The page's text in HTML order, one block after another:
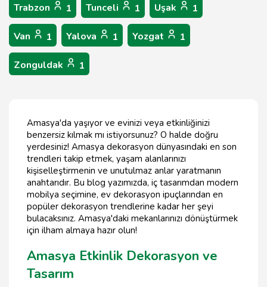
Trabzon 1 Tunceli 1 Uşak 1
Van 1 Yalova 1 Yozgat 1
Zonguldak 1
Amasya'da yaşıyor ve evinizi veya etkinliğinizi
benzersiz kılmak mı istiyorsunuz? O halde doğru
yerdesiniz! Amasya dekorasyon dünyasındaki en son
trendleri takip etmek, yaşam alanlarınızı
kişiselleştirmenin ve unutulmaz anlar yaratmanın
anahtarıdır. Bu blog yazımızda, iç tasarımdan modern
mobilya seçimine, ev dekorasyon ipuçlarından en
popüler dekorasyon trendlerine kadar her şeyi
bulacaksınız. Amasya'daki mekanlarınızı dönüştürmek
için ilham almaya hazır olun!
Amasya Etkinlik Dekorasyon ve
Tasarım